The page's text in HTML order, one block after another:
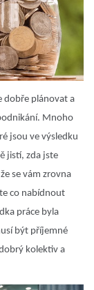
dobře plánovat a
Mnoho
jsou ve výsledku
jistí, zda jste
se vám zrovna
co nabídnout
práce byla
být příjemné
kolektiv a